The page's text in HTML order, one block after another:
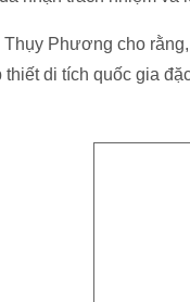
Phương cho
thiết di tích quốc gia